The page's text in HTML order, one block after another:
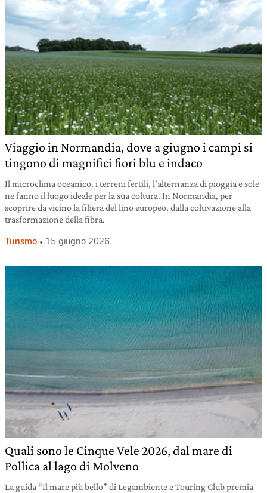
Viaggio in Normandia, dove a giugno i campi si
tingono di magnifici fiori blu e indaco
Il microclima oceanico, i terreni fertili, l’alternanza di pioggia e sole
ne fanno il luogo ideale per la sua coltura. In Normandia, per
scoprire da vicino la filiera del lino europeo, dalla coltivazione alla
trasformazione della fibra.
Turismo 15 giugno 2026
Quali sono le Cinque Vele 2026, dal mare di
Pollica al lago di Molveno
La guida “Il mare più bello” di Legambiente e Touring Club premia